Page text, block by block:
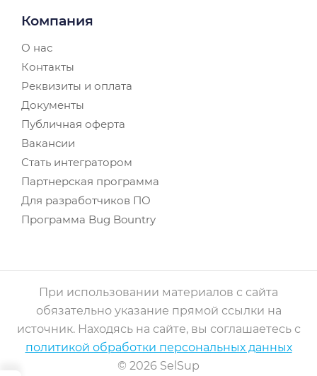
Компания
О нас
Контакты
Реквизиты и оплата
Документы
Публичная оферта
Вакансии
Стать интегратором
Партнерская программа
Для разработчиков ПО
Программа Bug Bountry
При использовании материалов с сайта
обязательно указание прямой ссылки на
источник. Находясь на сайте, вы соглашаетесь с
политикой обработки персональных данных
© 2026 SelSup